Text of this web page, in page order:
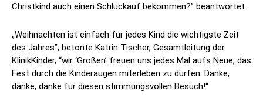
Christkind auch einen Schluckauf bekommen?” beantwortet.
„Weihnachten ist einfach für jedes Kind die wichtigste Zeit
des Jahres”, betonte Katrin Tischer, Gesamtleitung der
KlinikKinder, “wir ‘Großen’ freuen uns jedes Mal aufs Neue, das
Fest durch die Kinderaugen miterleben zu dürfen. Danke,
danke, danke für diesen stimmungsvollen Besuch!“